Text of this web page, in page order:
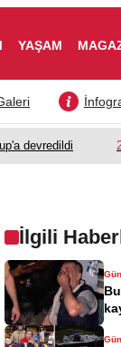
YAŞAM
devredildi
İlgili